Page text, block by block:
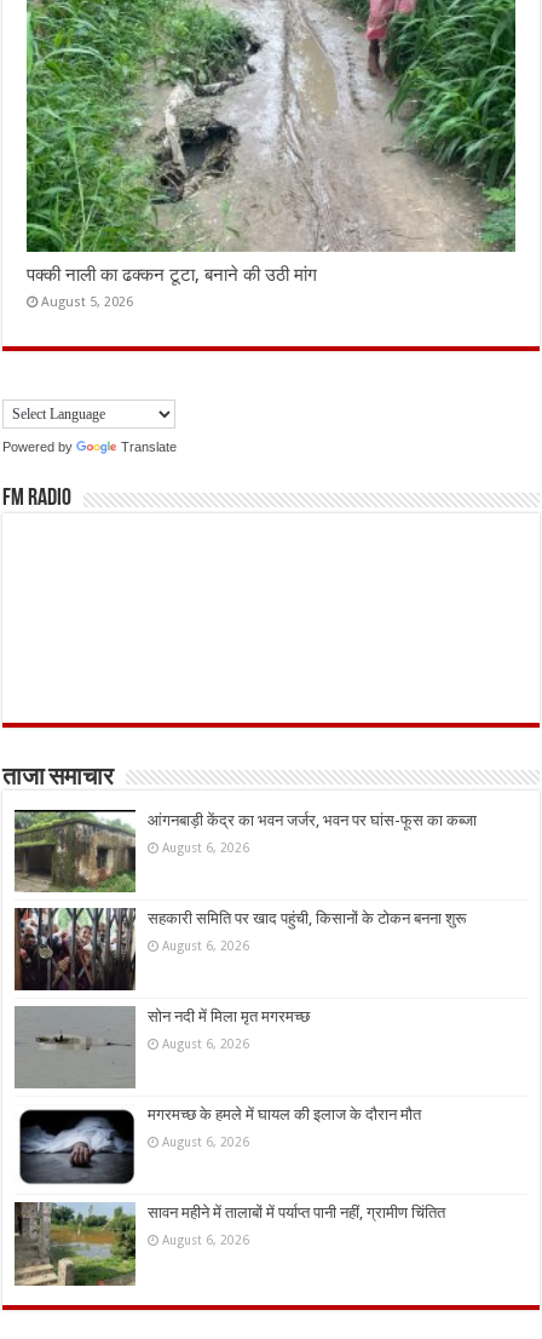
पक्की नाली का ढक्कन टूटा, बनाने की उठी मांग
August 5, 2026
Powered by Translate
FM Radio
ताजा समाचार
आंगनबाड़ी केंद्र का भवन जर्जर, भवन पर घांस-फूस का कब्जा
August 6, 2026
सहकारी समिति पर खाद पहुंची, किसानों के टोकन बनना शुरू
August 6, 2026
सोन नदी में मिला मृत मगरमच्छ
August 6, 2026
मगरमच्छ के हमले में घायल की इलाज के दौरान मौत
August 6, 2026
सावन महीने में तालाबों में पर्याप्त पानी नहीं, ग्रामीण चिंतित
August 6, 2026